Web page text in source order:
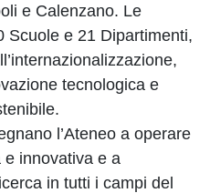
e Calenzano. Le
Scuole e 21 Dipartimenti,
tecnologica e
l’Ateneo a operare
innovativa e a
in tutti i campi del